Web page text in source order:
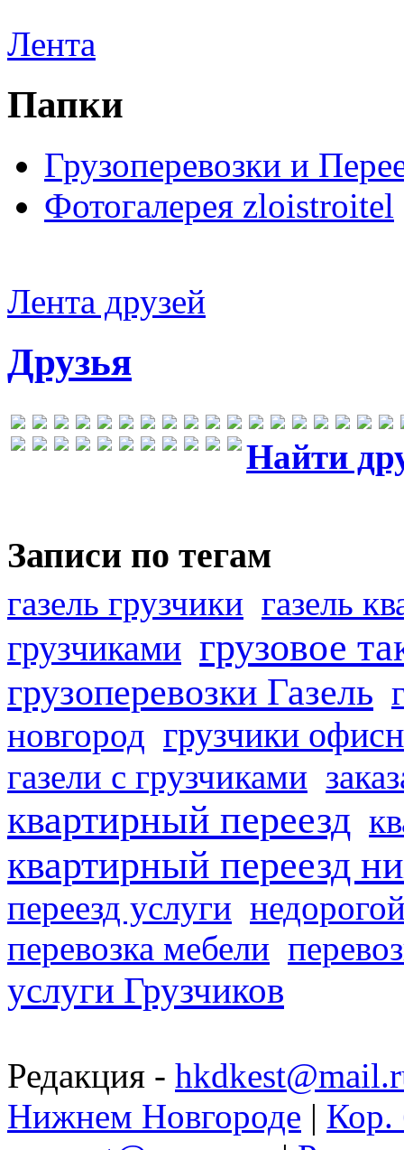
Лента
Папки
Грузоперевозки и
Фотогалерея zloistroitel
Лента друзей
Друзья
Найти
Записи по тегам
газель грузчики газель
грузчиками грузовое
грузоперевозки Газель
новгород грузчики
газели с грузчиками
квартирный переезд
квартирный переезд
переезд услуги
перевозка мебели
услуги Грузчиков
Редакция -
Нижнем Новгороде | Кор.